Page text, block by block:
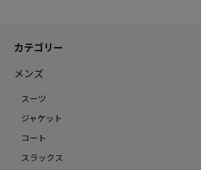
カテゴリー
メンズ
スーツ
ジャケット
コート
スラックス